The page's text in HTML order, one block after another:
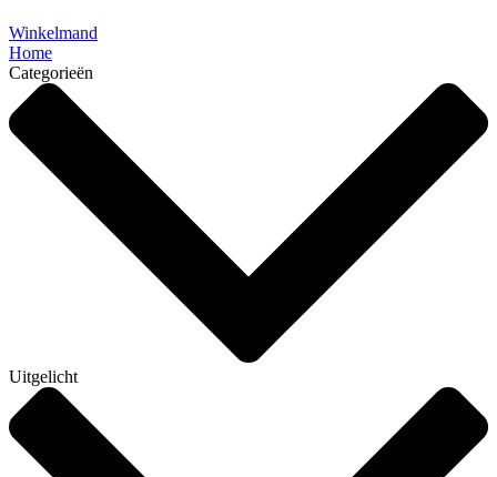
Winkelmand
Home
Categorieën
Uitgelicht